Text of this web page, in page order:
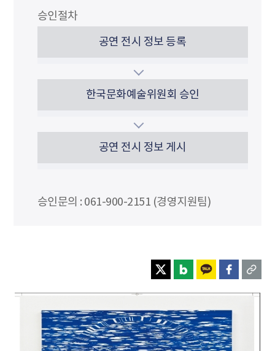
승인절차
공연 전시 정보 등록
한국문화예술위원회 승인
공연 전시 정보 게시
승인문의 : 061-900-2151 (경영지원팀)